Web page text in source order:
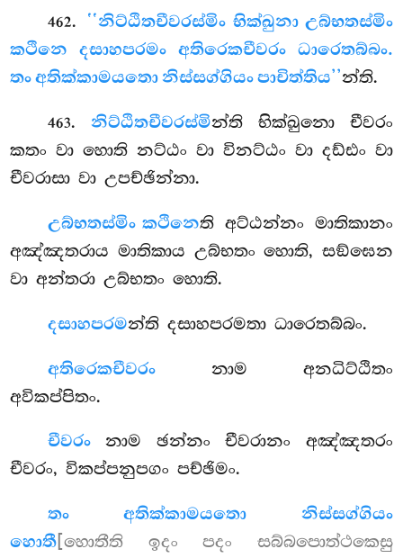
462. ‘‘නිට්ඨිතචීවරස්මිං භික්ඛුනා උබ්භතස්මිං
කථිනෙ දසාහපරමං අතිරෙකචීවරං ධාරෙතබ්බං.
තං අතික්කාමයතො නිස්සග්ගියං පාචිත්තිය’’න්ති.
463. නිට්ඨිතචීවරස්මින්ති භික්ඛුනො චීවරං
කතං වා හොති නට්ඨං වා විනට්ඨං වා දඩ්ඪං වා
චීවරාසා වා උපච්ඡින්නා.
උබ්භතස්මිං කථිනෙති අට්ඨන්නං මාතිකානං
අඤ්ඤතරාය මාතිකාය උබ්භතං හොති, සඞ්ඝෙන
වා අන්තරා උබ්භතං හොති.
දසාහපරමන්ති දසාහපරමතා ධාරෙතබ්බං.
අතිරෙකචීවරං නාම අනධිට්ඨිතං
අවිකප්පිතං.
චීවරං නාම ඡන්නං චීවරානං අඤ්ඤතරං
චීවරං, විකප්පනුපගං පච්ඡිමං.
තං අතික්කාමයතො නිස්සග්ගියං
හොතී [හොතීති ඉදං පදං සබ්බපොත්ථකෙසු